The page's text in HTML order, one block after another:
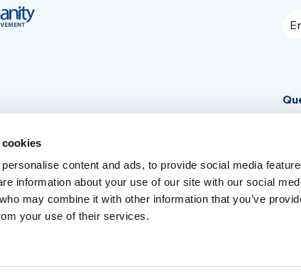
content and ads, to provide social media
information about your use of our site with our social
may combine it with other information that you’ve
your use of their services.